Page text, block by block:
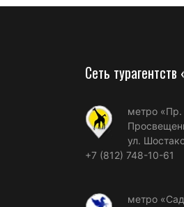
Сеть
метро «Пр.
ул.
+7 (812) 748-10-61
метро